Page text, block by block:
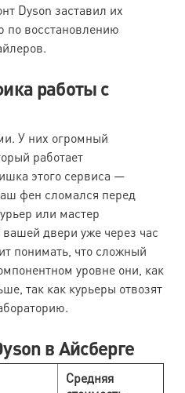
Dyson заставил их
по восстановлению
работы с
У них огромный
работает
этого сервиса —
фен сломался перед
или мастер
двери уже через час
понимать, что сложный
уровне они, как
так как курьеры отвозят
в Айсберге
Средняя